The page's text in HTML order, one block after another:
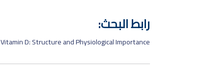
رابط البحث:
Vitamin D: Structure and Physiological Importance